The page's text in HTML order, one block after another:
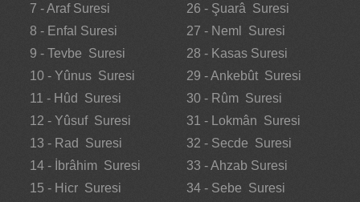
7 - Araf Suresi
8 - Enfal Suresi
9 - Tevbe Suresi
10 - Yûnus Suresi
11 - Hûd Suresi
12 - Yûsuf Suresi
13 - Rad Suresi
14 - İbrâhim Suresi
15 - Hicr Suresi
26 - Şuarâ Suresi
27 - Neml Suresi
28 - Kasas Suresi
29 - Ankebût Suresi
30 - Rûm Suresi
31 - Lokmân Suresi
32 - Secde Suresi
33 - Ahzab Suresi
34 - Sebe Suresi